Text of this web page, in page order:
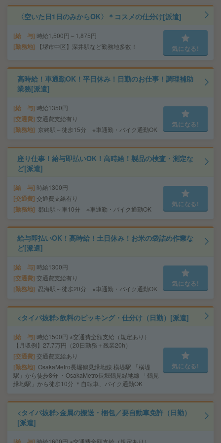
〈空いた日1日のみからOK〉＊コスメの仕分け[派遣]
給 与 時給1,500円～1,875円
勤務地 【堺市中区】深井駅など勤務地多数！ 気になる!
高時給！車通勤OK！平日休み！日勤のお仕事！調理補助
業務[派遣]
給 与 時給1350円
交通費 交通費支給有り
勤務地 京終駅～徒歩15分 ※車通勤・バイク通勤OK
気になる!
座り仕事！給与即払いOK！高時給！製品の検査・測定な
ど[派遣]
給 与 時給1300円
交通費 交通費支給有り
勤務地 郡山駅～車10分 ※車通勤・バイク通勤OK
気になる!
給与即払いOK！高時給！土日休み！お米の袋詰め作業な
ど[派遣]
給 与 時給1300円
交通費 交通費支給有り
勤務地 忍海駅～徒歩20分 ※車通勤・バイク通勤OK
気になる!
<タイパ抜群>飲料のピッキング・仕分け（日勤）[派遣]
給 与 時給1500円 ※交通費全額支給（規定あり）
【月収例】27.7万円（20日勤務＋残業20h）
交通費 交通費支給あり
勤務地 OsakaMetro長堀鶴見緑地線 横堤駅 「横堤
駅」から徒歩8分 ・OsakaMetro長堀鶴見緑地線 「鶴見
緑地駅」から徒歩10分 ＊自転車、バイク通勤OK
気になる!
<タイパ抜群>金属の搬送・梱包／要自動車免許（日勤）
[派遣]